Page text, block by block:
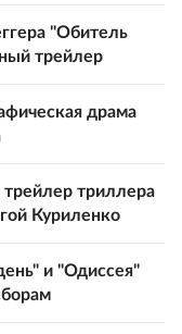
"Обитель
трейлер
драма
триллера
Куриленко
и "Одиссея"